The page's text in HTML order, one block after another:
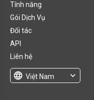
Tính năng
Gói Dịch Vụ
Đối tác
API
Liên hệ
language Việt Nam
expand_more